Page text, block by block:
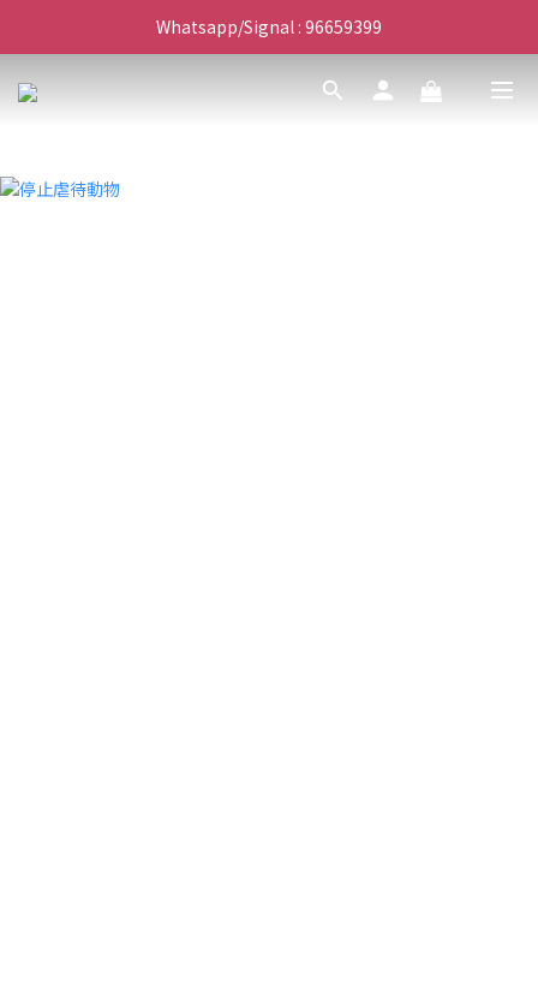
滿$450免費送貨上門 I 滿$350免運 順豐自取
Whatsapp/Signal : 96659399
會員優惠｜購物滿 $100 回贈$3購物金